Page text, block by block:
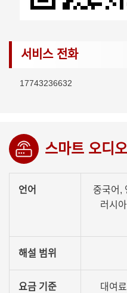
서비스 전화
17743236632
스마트 오디
언어
중국어,
러시
해설 범위
요금 기준 대여